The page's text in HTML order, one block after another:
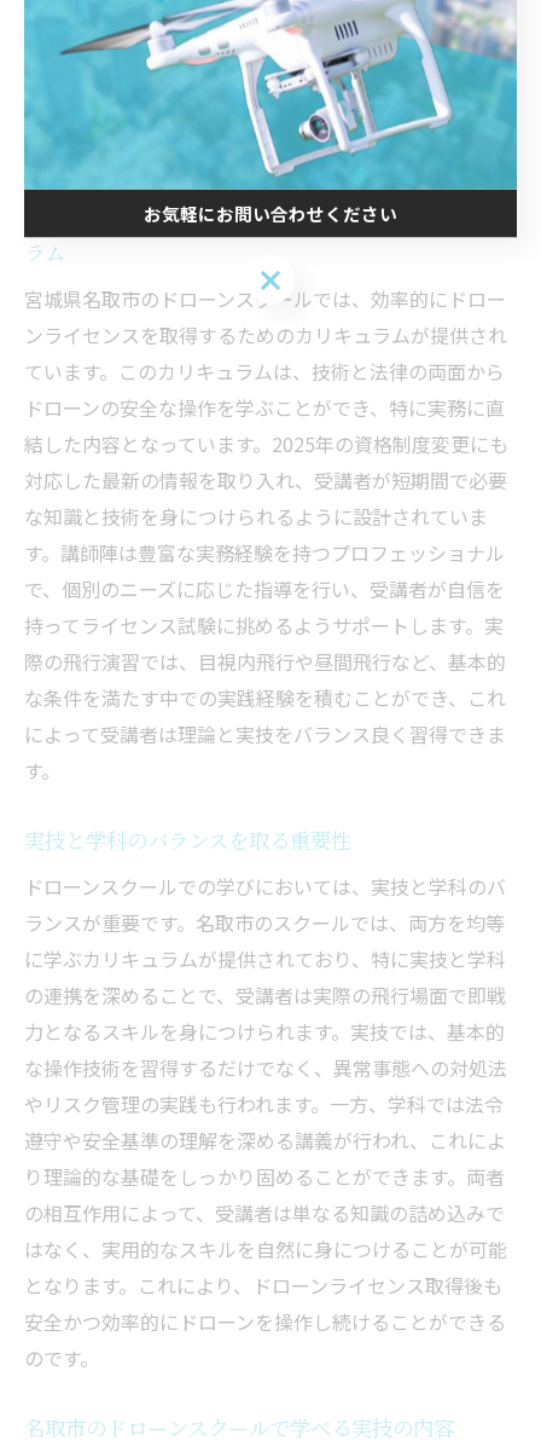
名取市のドローンスクールで実技
と学科をバランスよく習得する方
法
効率的な学びを提供するドローンスクールのカリキュ
ラム
宮城県名取市のドローンスクールでは、効率的にドロー
ンライセンスを取得するためのカリキュラムが提供され
ています。このカリキュラムは、技術と法律の両面から
ドローンの安全な操作を学ぶことができ、特に実務に直
結した内容となっています。2025年の資格制度変更にも
対応した最新の情報を取り入れ、受講者が短期間で必要
な知識と技術を身につけられるように設計されていま
す。講師陣は豊富な実務経験を持つプロフェッショナル
で、個別のニーズに応じた指導を行い、受講者が自信を
持ってライセンス試験に挑めるようサポートします。実
際の飛行演習では、目視内飛行や昼間飛行など、基本的
な条件を満たす中での実践経験を積むことができ、これ
によって受講者は理論と実技をバランス良く習得できま
す。
実技と学科のバランスを取る重要性
ドローンスクールでの学びにおいては、実技と学科のバ
ランスが重要です。名取市のスクールでは、両方を均等
に学ぶカリキュラムが提供されており、特に実技と学科
の連携を深めることで、受講者は実際の飛行場面で即戦
力となるスキルを身につけられます。実技では、基本的
な操作技術を習得するだけでなく、異常事態への対処法
やリスク管理の実践も行われます。一方、学科では法令
遵守や安全基準の理解を深める講義が行われ、これによ
り理論的な基礎をしっかり固めることができます。両者
の相互作用によって、受講者は単なる知識の詰め込みで
はなく、実用的なスキルを自然に身につけることが可能
となります。これにより、ドローンライセンス取得後も
安全かつ効率的にドローンを操作し続けることができる
のです。
名取市のドローンスクールで学べる実技の内容
お気軽にお問い合わせください
お気軽にお問い合わせください